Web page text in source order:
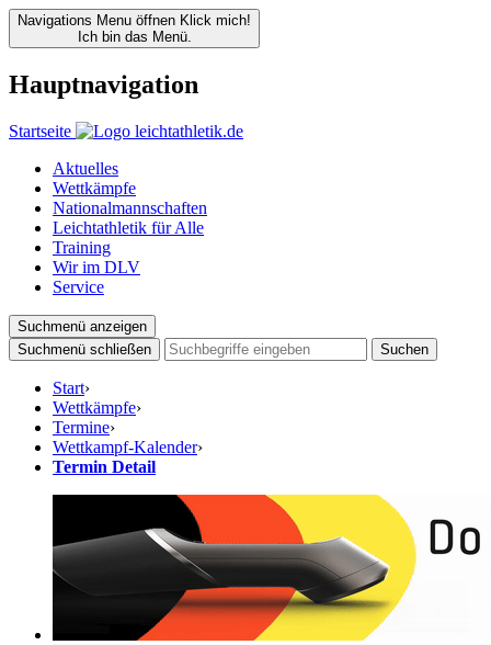
Navigations Menu öffnen Klick mich!
Ich bin das Menü.
Hauptnavigation
Startseite
Aktuelles
Wettkämpfe
Nationalmannschaften
Leichtathletik für Alle
Training
Wir im DLV
Service
Suchmenü anzeigen
Suchmenü schließen
Suchen
Start›
Wettkämpfe›
Termine›
Wettkampf-Kalender›
Termin Detail